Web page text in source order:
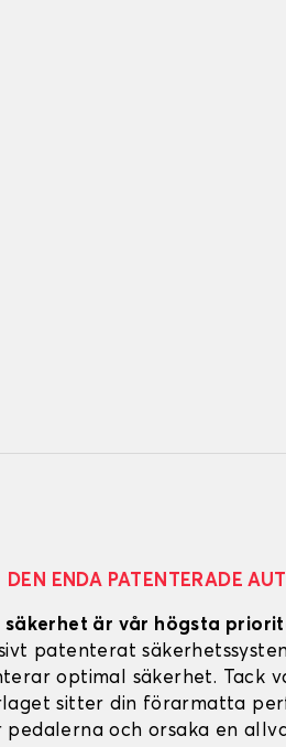
DEN ENDA PATENTERADE
säkerhet är vår högsta
patenterat
optimal säkerhet. Tack
sitter din förarmatta
pedalerna och orsaka en